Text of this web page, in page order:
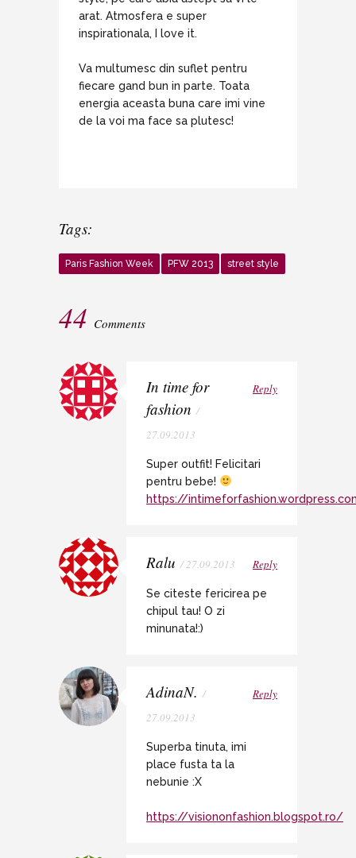
arat. Atmosfera e super
inspirationala, I love it.
Va multumesc din suflet pentru
fiecare gand bun in parte. Toata
energia aceasta buna care imi vine
de la voi ma face sa plutesc!
Tags:
Paris Fashion Week PFW 2013 street style
44 Comments
In time for
fashion /
27.09.2013
Reply
Super outfit! Felicitari
pentru bebe!
https://
Ralu / 27.09.2013 Reply
Se citeste fericirea pe
chipul tau! O zi
minunata!:)
AdinaN. /
27.09.2013
Reply
Superba tinuta, imi
place fusta ta la
nebunie :X
https://visiononfashion.blogspot.ro/